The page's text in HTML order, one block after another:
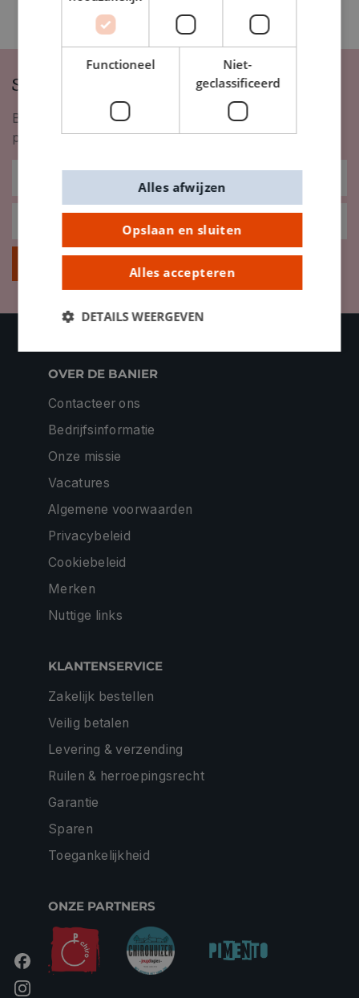
Schrijf je in op onze nieuwsbrief
Blijf op de hoogte van nieuwigheden, inspiratie,
promoties en meer!
OVER DE BANIER
Contacteer ons
Bedrijfsinformatie
Onze missie
Vacatures
Algemene voorwaarden
Privacybeleid
Cookiebeleid
Merken
Nuttige links
KLANTENSERVICE
Zakelijk bestellen
Veilig betalen
Levering & verzending
Ruilen & herroepingsrecht
Garantie
Sparen
Toegankelijkheid
ONZE PARTNERS
Functioneel
Niet-
geclassificeerd
Opslaan en sluiten
Alles accepteren
Alles afwijzen
DETAILS WEERGEVEN